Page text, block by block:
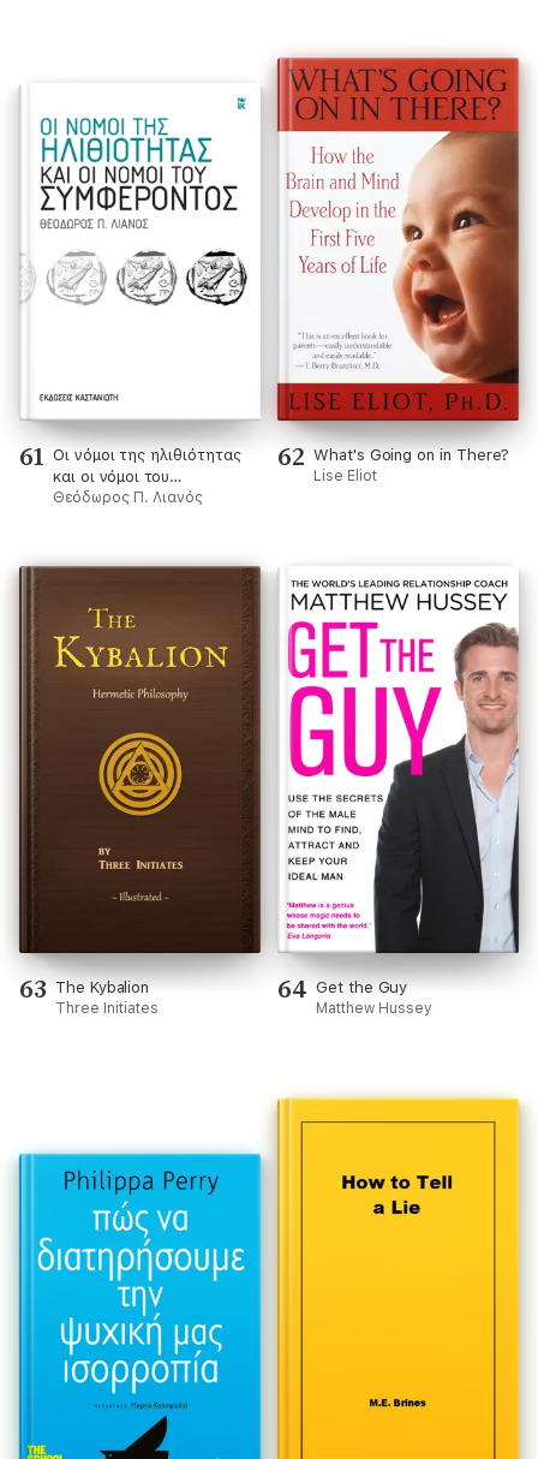
61 Οι νόμοι της ηλιθιότητας
και οι νόμοι του
συμφέροντος
Θεόδωρος Π. Λιανός
62 What's Going on in There?
Lise Eliot
63 The Kybalion
Three Initiates
64 Get the Guy
Matthew Hussey